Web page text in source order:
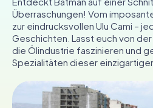
Touren
Teamevent
Tickets
INT AT
Überraschungen! Vom
zur eindrucksvollen Ulu Cami –
Geschichten. Lasst euch von
die Ölindustrie faszinieren und
Spezialitäten dieser